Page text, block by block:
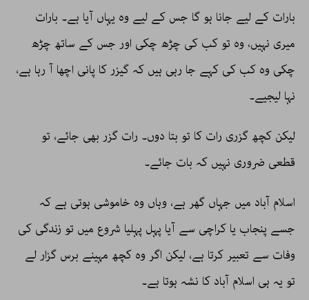
بارات کے لیے جانا ہو گا جس کے لیے وہ یہاں آیا ہے۔ بارات
میری نہیں، وہ تو کب کی چڑھ چکی اور جس کے ساتھ چڑھ
چکی وہ کب کی کہے جا رہی ہیں کہ گیزر کا پانی اچھا آ رہا ہے،
نہا لیجیے۔
لیکن کچھ گزری رات کا تو بتا دوں۔ رات گزر بھی جائے، تو
قطعی ضروری نہیں کہ بات جائے۔
اسلام آباد میں جہاں گھر ہے، وہاں وہ خاموشی ہوتی ہے کہ
جسے پنجاب یا کراچی سے آیا پہل پہلیا شروع میں تو زندگی کی
وفات سے تعبیر کرتا ہے، لیکن اگر وہ کچھ مہینے برس گزار لے
تو یہ ہی اسلام آباد کا نشہ ہوتا ہے۔